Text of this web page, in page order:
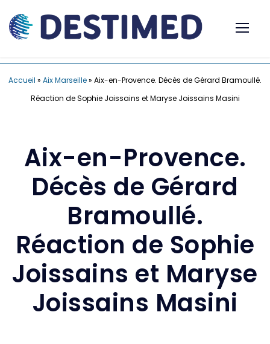
Accueil » Aix Marseille» Aix-en-Provence. Décès de Gérard Bramoullé.
Réaction de Sophie Joissains et Maryse Joissains Masini
Aix-en-Provence.
Décès de Gérard
Bramoullé.
Réaction de Sophie
Joissains et Maryse
Joissains Masini